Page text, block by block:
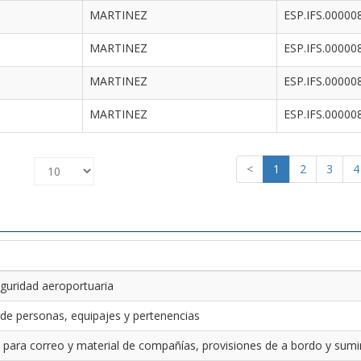
MARTINEZ
MARTINEZ
MARTINEZ
MARTINEZ
< 1 2 3 4
aeroportuaria
personas, equipajes y pertenencias
para correo y material de compañías, provisiones de a bordo y